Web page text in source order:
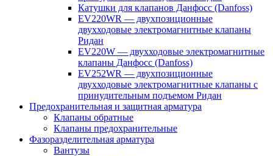
Катушки для клапанов Данфосс (Danfoss)
EV220WR — двухпозиционные
двухходовые электромагнитные клапаны
Ридан
EV220W — двухходовые электромагнитные
клапаны Данфосс (Danfoss)
EV252WR — двухпозиционные
двухходовые электромагнитные клапаны с
принудительным подъемом Ридан
Предохранительная и защитная арматура
Клапаны обратные
Клапаны предохранительные
Фазоразделительная арматура
Вантузы